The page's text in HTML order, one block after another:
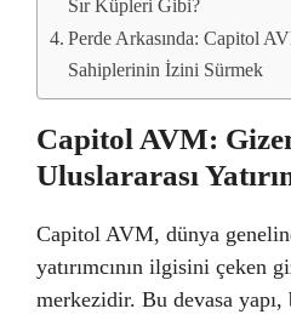
Sır Küpleri Gibi?
Perde Arkasında: Capitol
Sahiplerinin İzini Sürmek
Capitol AVM:
Uluslararası
Capitol AVM, dünya
yatırımcının ilgisini çeken
merkezidir. Bu devasa